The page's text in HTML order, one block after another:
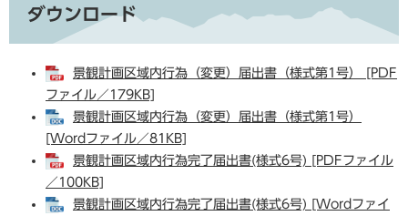
ダウンロード
景観計画区域内行為（変更）届出書（様式第1号） [PDF
ファイル／179KB]
景観計画区域内行為（変更）届出書（様式第1号）
[Wordファイル／81KB]
景観計画区域内行為完了届出書(様式6号) [PDFファイル
／100KB]
景観計画区域内行為完了届出書(様式6号) [Wordファイ